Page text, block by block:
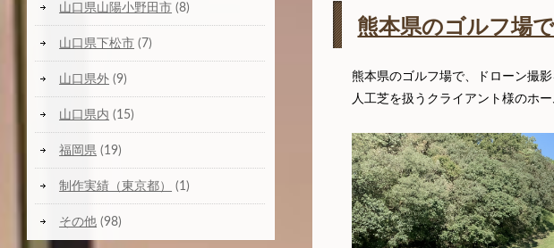
熊本県のゴルフ場
熊本県のゴルフ場で、ドローン撮影
人工芝を扱うクライアント様のホ
山口県山陽小野田市 (8)
山口県下松市 (7)
山口県外 (9)
山口県内 (15)
福岡県 (19)
制作実績（東京都） (1)
その他 (98)